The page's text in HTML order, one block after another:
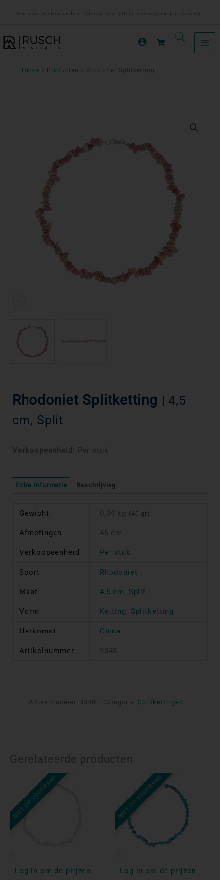
inhoud
Minimale bestelwaarde €150 excl. btw. | Geen verkoop aan particulieren.
Home Producten Rhodoniet Splitketting
Rhodoniet Splitketting | 4,5
cm, Split
Verkoopeenheid: Per stuk
Extra informatie Beschrijving
Gewicht 0,04 kg (40 gr)
Afmetingen 45 cm
Verkoopeenheid Per stuk
Soort Rhodoniet
Maat 4,5 cm, Split
Vorm Ketting, Splitketting
Herkomst China
Artikelnummer 9348
Artikelnummer: 9348 Categorie: Splitkettingen
Gerelateerde producten
NIET OP VOORRAAD
Log in om de prijzen
NIET OP VOORRAAD
Log in om de prijzen